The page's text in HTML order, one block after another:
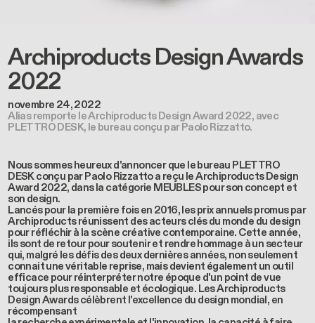
Archiproducts Design Awards
2022
novembre 24, 2022
Alias remporte le Archiproducts Design Award 2022, avec
PLETTRO DESK, le bureau conçu par Paolo Rizzatto.
Nous sommes heureux d'annoncer que le bureau PLETTRO
DESK conçu par Paolo Rizzatto a reçu le Archiproducts Design
Award 2022, dans la catégorie MEUBLES pour son concept et
son design.
Lancés pour la première fois en 2016, les prix annuels promus par
Archiproducts réunissent des acteurs clés du monde du design
pour réfléchir à la scène créative contemporaine. Cette année,
ils sont de retour pour soutenir et rendre hommage à un secteur
qui, malgré les défis des deux dernières années, non seulement
connait une véritable reprise, mais devient également un outil
efficace pour réinterpréter notre époque d'un point de vue
toujours plus responsable et écologique. Les Archiproducts
Design Awards célèbrent l'excellence du design mondial, en
récompensant